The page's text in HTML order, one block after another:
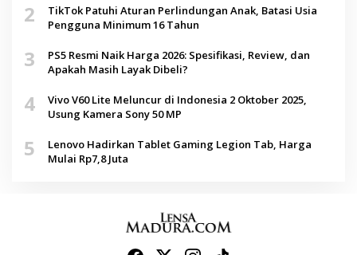
2
TikTok Patuhi Aturan Perlindungan Anak, Batasi Usia
Pengguna Minimum 16 Tahun
3
PS5 Resmi Naik Harga 2026: Spesifikasi, Review, dan
Apakah Masih Layak Dibeli?
4
Vivo V60 Lite Meluncur di Indonesia 2 Oktober 2025,
Usung Kamera Sony 50 MP
5
Lenovo Hadirkan Tablet Gaming Legion Tab, Harga
Mulai Rp7,8 Juta